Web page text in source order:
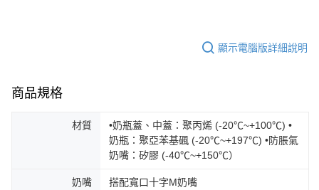
顯示電腦版詳細說明
商品規格
材質
•奶瓶蓋、中蓋：聚丙烯 (-20℃~+100℃) •
奶瓶：聚亞苯基碸 (-20℃~+197℃) •防脹氣
奶嘴：矽膠 (-40℃~+150℃）
奶嘴 搭配寬口十字M奶嘴